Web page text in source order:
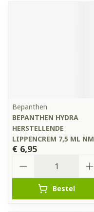
Bepanthen
BEPANTHEN HYDRA
HERSTELLENDE
LIPPENCREM 7,5 ML NM
€ 6,95
Bestel